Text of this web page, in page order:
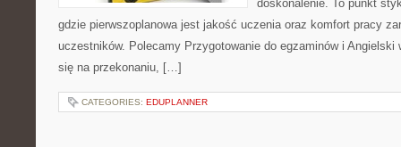
doskonalenie. To punkt
gdzie pierwszoplanowa jest jakość uczenia oraz komfort pracy
uczestników. Polecamy Przygotowanie do egzaminów i Angielski
się na przekonaniu, […]
CATEGORIES: EDUPLANNER